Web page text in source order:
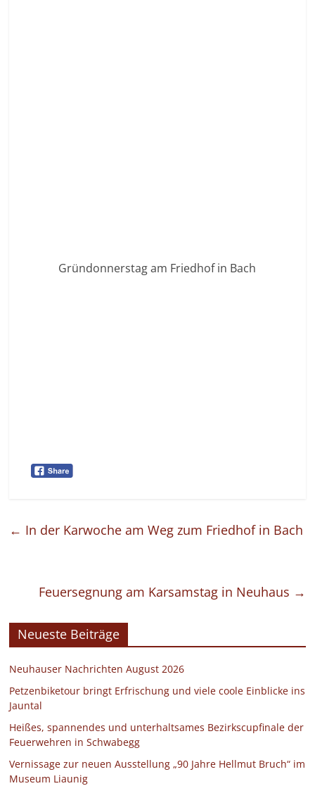
Gründonnerstag am Friedhof in Bach
← In der Karwoche am Weg zum Friedhof in Bach
Feuersegnung am Karsamstag in Neuhaus →
Neueste Beiträge
Neuhauser Nachrichten August 2026
Petzenbiketour bringt Erfrischung und viele coole Einblicke ins
Jauntal
Heißes, spannendes und unterhaltsames Bezirkscupfinale der
Feuerwehren in Schwabegg
Vernissage zur neuen Ausstellung „90 Jahre Hellmut Bruch“ im
Museum Liaunig